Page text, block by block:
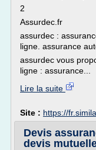
2
Assurdec.fr
assurdec :
ligne. assurance
assurdec vous
ligne : assurance...
Lire la suite
Site : https://
Devis
devis